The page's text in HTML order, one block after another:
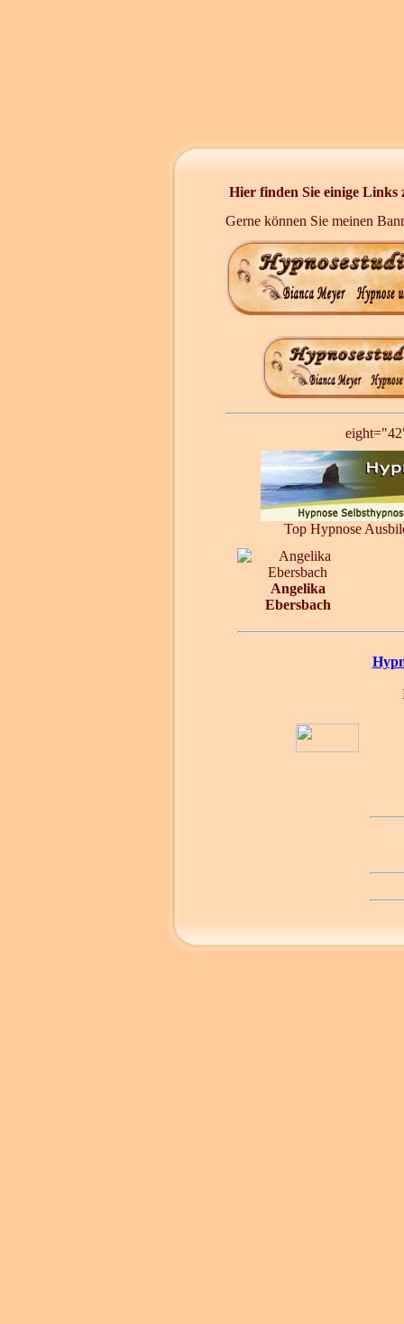
Hier finden Sie einige Links
Gerne können Sie meinen
Top Hypnose
Angelika
Ebersbach